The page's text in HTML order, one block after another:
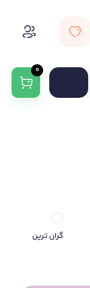
0
گران ترین